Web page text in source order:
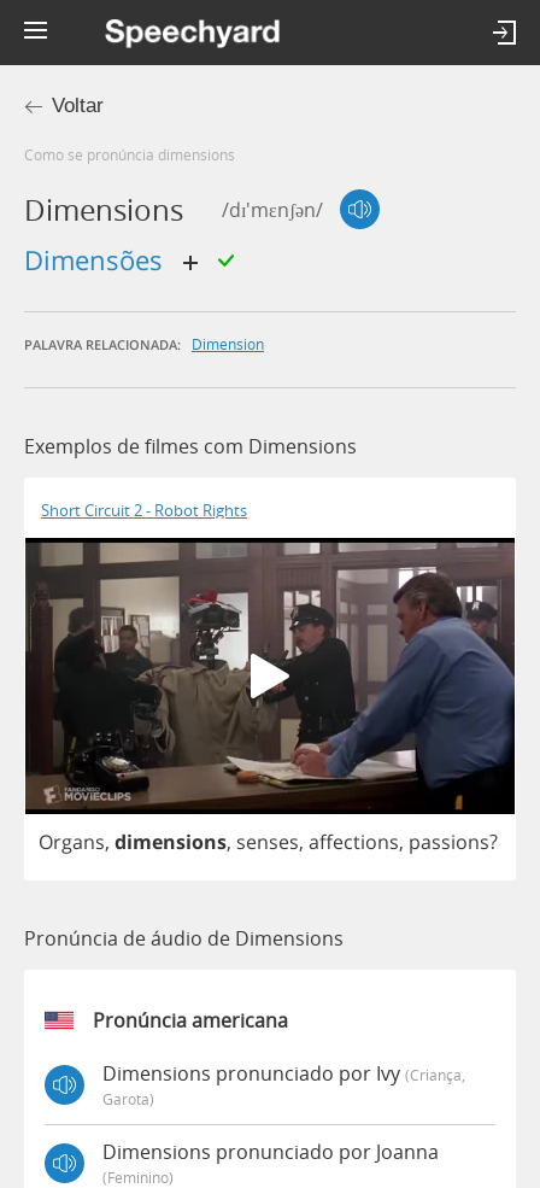
Voltar
Como se pronúncia dimensions
Dimensions /dɪ'mɛnʃən/
dimensões
PALAVRA RELACIONADA: Dimension
Exemplos de filmes com Dimensions
Short Circuit 2 - Robot Rights
Organs, dimensions, senses, affections, passions?
Pronúncia de áudio de Dimensions
Pronúncia americana
Dimensions pronunciado por Ivy (criança,
Garota)
Dimensions pronunciado por Joanna
(feminino)